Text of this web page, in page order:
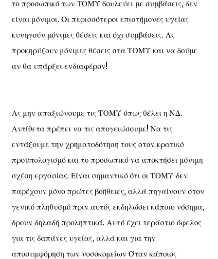
το προσωπικό των ΤΟΜΥ δουλεύει με συμβάσεις, δεν
είναι μόνιμοι. Οι περισσότεροι επιστήμονες υγείας
κυνηγούν μόνιμες θέσεις και όχι συμβάσεις. Ας
προκηρύξουν μόνιμες θέσεις στα ΤΟΜΥ και να δούμε
αν θα υπάρξει ενδιαφέρον!
Ας μην απαξιώνουμε τις ΤΟΜΥ όπως θέλει η ΝΔ.
Αντίθετα πρέπει να τις απογειώσουμε! Να τις
εντάξουμε την χρηματοδότηση τους στον κρατικό
προϋπολογισμό και το προσωπικό να αποκτήσει μόνιμη
σχέση εργασίας. Είναι σημαντικό ότι οι ΤΟΜΥ δεν
παρέχουν μόνο πρώτες βοήθειες, αλλά πηγαίνουν στον
γενικό πληθυσμό πριν αυτός εκδηλώσει κάποιο νόσημα,
δρουν δηλαδή προληπτικά. Αυτό έχει τεράστιο όφελος
για τις δαπάνες υγείας, αλλά και για την
αποσυμφόρηση των νοσοκομείων Όταν κάποιος